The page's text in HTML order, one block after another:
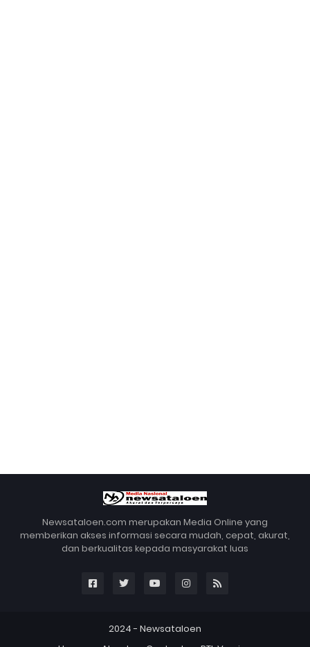
Newsataloen.com merupakan Media Online yang
memberikan akses informasi secara mudah, cepat, akurat,
dan berkualitas kepada masyarakat luas
2024 - Newsataloen